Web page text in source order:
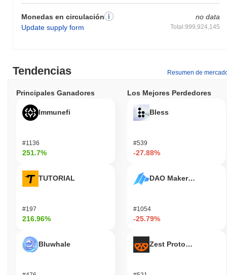
Monedas en circulación
Update supply form
no data
Total:999,924,145
Tendencias Resumen de
Principales Ganadores
Immunefi
#1136
251.7%
TUTORIAL
#197
216.96%
Bluwhale
Los Mejores Perdedores
Bless
#539
-27.88%
DAO Maker Token
#1054
-25.79%
Zest Protocol